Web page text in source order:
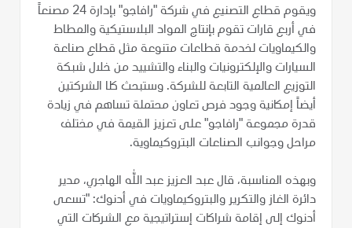
ويقوم قطاع التصنيع في شركة "رافاجو" بإدارة 24 مصنعاً
في أربع قارات تقوم بإنتاج المواد البلاستيكية والمطاط
والكيماويات لخدمة قطاعات متنوعة مثل قطاع صناعة
السيارات والإلكترونيات والبناء والتشييد من خلال شبكة
التوزيع العالمية التابعة للشركة. وستبحث كلا الشركتين
أيضاً إمكانية وجود فرص تعاون محتملة تساهم في زيادة
قدرة مجموعة "رافاجو" على تعزيز القيمة في مختلف
مراحل وجوانب الصناعات البتروكيماوية.
وبهذه المناسبة، قال عبد العزيز عبد الله الهاجري، مدير
دائرة الغاز والتكرير والبتروكيماويات في أدنوك: "تسعى
أدنوك إلى إقامة شراكات إستراتيجية مع الشركات التي